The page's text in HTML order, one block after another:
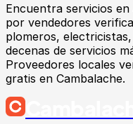
Encuentra servicios en
por vendedores
plomeros,
decenas de servicios
Proveedores locales
gratis en Cambalache.